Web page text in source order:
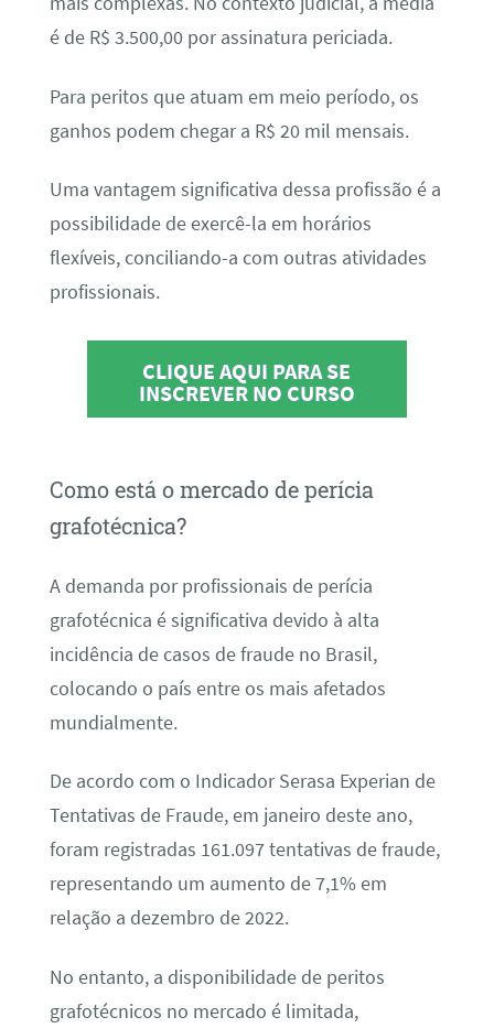
é de R$ 3.500,00 por assinatura periciada.
Para peritos que atuam em meio período, os
ganhos podem chegar a R$ 20 mil mensais.
Uma vantagem significativa dessa profissão é a
possibilidade de exercê-la em horários
flexíveis, conciliando-a com outras atividades
profissionais.
CLIQUE AQUI PARA SE
INSCREVER NO CURSO
Como está o mercado de perícia
grafotécnica?
A demanda por profissionais de perícia
grafotécnica é significativa devido à alta
incidência de casos de fraude no Brasil,
colocando o país entre os mais afetados
mundialmente.
De acordo com o Indicador Serasa Experian de
Tentativas de Fraude, em janeiro deste ano,
foram registradas 161.097 tentativas de fraude,
representando um aumento de 7,1% em
relação a dezembro de 2022.
No entanto, a disponibilidade de peritos
grafotécnicos no mercado é limitada,